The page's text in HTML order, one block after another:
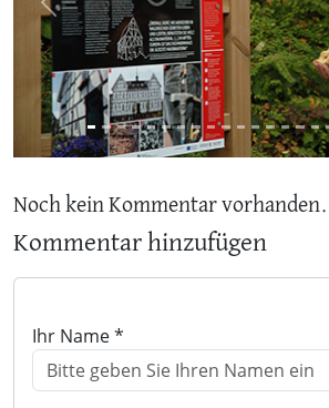
Previous
Noch kein Kommentar vorhanden.
Kommentar hinzufügen
Ihr Name *